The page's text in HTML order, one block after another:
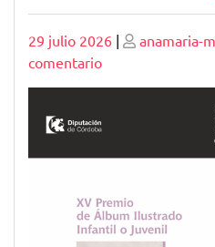
Publicado
29 julio 2026 | Publicado
anamaria-
comentarioen
del
Fomentando
la